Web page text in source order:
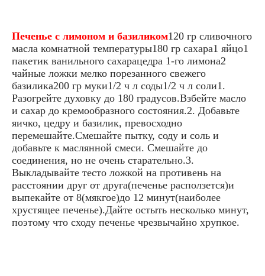
Печенье с лимоном и базиликом120 гр сливочного
масла комнатной температуры180 гр сахара1 яйцо1
пакетик ванильного сахарацедра 1-го лимона2
чайные ложки мелко порезанного свежего
базилика200 гр муки1/2 ч л соды1/2 ч л соли1.
Разогрейте духовку до 180 градусов.Взбейте масло
и сахар до кремообразного состояния.2. Добавьте
яичко, цедру и базилик, превосходно
перемешайте.Смешайте пытку, соду и соль и
добавьте к маслянной смеси. Смешайте до
соединения, но не очень старательно.3.
Выкладывайте тесто ложкой на противень на
расстоянии друг от друга(печенье расползется)и
выпекайте от 8(мякгое)до 12 минут(наиболее
хрустящее печенье).Дайте остыть несколько минут,
поэтому что сходу печенье чрезвычайно хрупкое.